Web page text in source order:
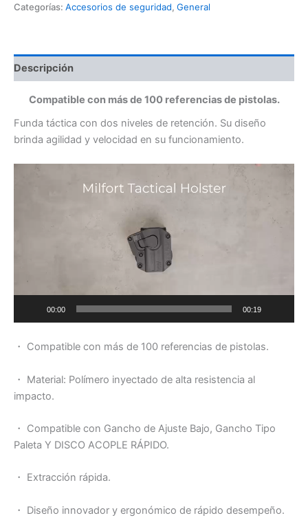
Categorías: Accesorios de seguridad, General
Descripción
Compatible con más de 100 referencias de pistolas.
Funda táctica con dos niveles de retención. Su diseño
brinda agilidad y velocidad en su funcionamiento.
Reproductor
00:00 00:19
・ Compatible con más de 100 referencias de pistolas.
・ Material: Polímero inyectado de alta resistencia al
impacto.
・ Compatible con Gancho de Ajuste Bajo, Gancho Tipo
Paleta Y DISCO ACOPLE RÁPIDO.
・ Extracción rápida.
・ Diseño innovador y ergonómico de rápido desempeño.